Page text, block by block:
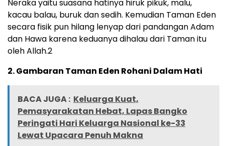
Neraka yaitu suasana hatinya hiruk pikuk, malu,
kacau balau, buruk dan sedih. Kemudian Taman Eden
secara fisik pun hilang lenyap dari pandangan Adam
dan Hawa karena keduanya dihalau dari Taman itu
oleh Allah.2
2. Gambaran Taman Eden Rohani Dalam Hati
BACA JUGA : Keluarga Kuat,
Pemasyarakatan Hebat, Lapas Bangko
Peringati Hari Keluarga Nasional ke-33
Lewat Upacara Penuh Makna